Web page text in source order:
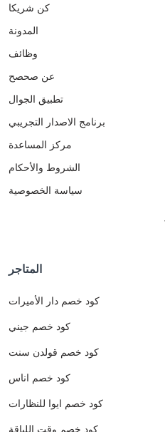
كن شريكا
المدونة
وظائف
عن صحصح
تطبيق الجوال
برنامج الاصدار التجريبي
مركز المساعدة
الشروط والأحكام
سياسة الخصوصية
المتاجر
كود خصم دار الأميرات
كود خصم جيني
كود خصم قولدن سنت
كود خصم اناس
كود خصم ايوا للنظارات
كود خصم وقت اللياقة